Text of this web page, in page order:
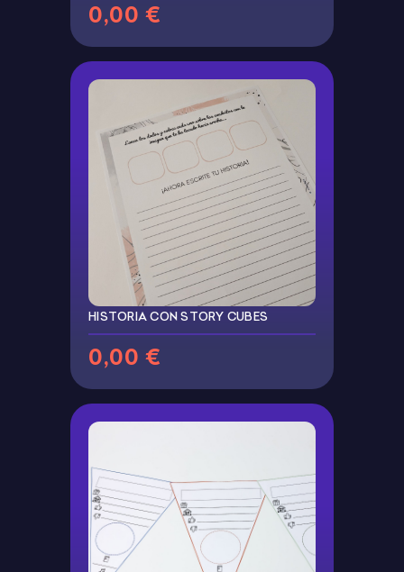
0,00 €
HISTORIA CON STORY CUBES
0,00 €